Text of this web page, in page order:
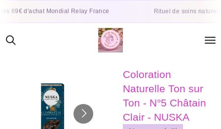
Mondial Relay France Rituel de soins naturels et
Passer
contenu
Coloration
Naturelle Ton sur
Ton - N°5 Châtain
Clair - NUSKA